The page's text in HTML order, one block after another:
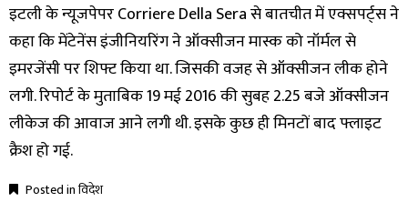
इटली के न्यूजपेपर Corriere Della Sera से बातचीत में एक्सपर्ट्स ने
कहा कि मेंटेनेंस इंजीनियरिंग ने ऑक्सीजन मास्क को नॉर्मल से
इमरजेंसी पर शिफ्ट किया था. जिसकी वजह से ऑक्सीजन लीक होने
लगी. रिपोर्ट के मुताबिक 19 मई 2016 की सुबह 2.25 बजे ऑक्सीजन
लीकेज की आवाज आने लगी थी. इसके कुछ ही मिनटों बाद फ्लाइट
क्रैश हो गई.
Posted inविदेश